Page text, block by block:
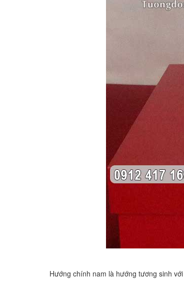
Hướng chính nam là hướng tương sinh